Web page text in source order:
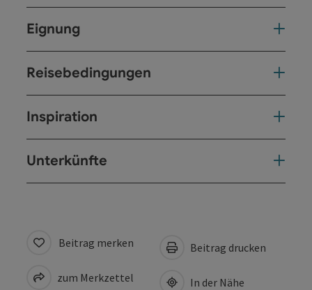
Eignung
Reisebedingungen
Inspiration
Unterkünfte
Beitrag merken
zum Merkzettel
Beitrag drucken
In der Nähe